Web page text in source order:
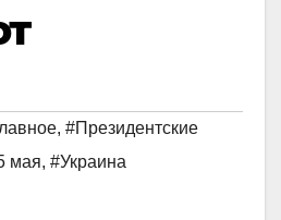
, #Президентские
мая, #Украинa